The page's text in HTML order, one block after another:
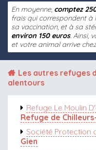
En moyenne, comptez
frais qui correspondent
sa vaccination, et à sa
environ 150 euros. Ainsi,
et votre animal arrive
Les autres refuges
alentours
Refuge Le Moulin
Refuge de
Société Protection
Gien